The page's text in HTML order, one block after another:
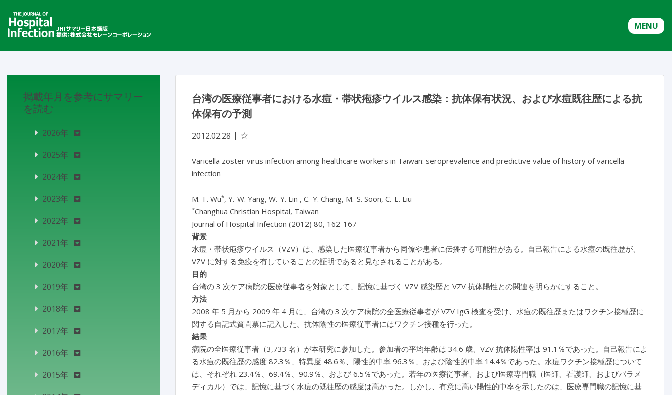
MENU
台湾の医療従事者における水痘・帯状疱疹ウイルス感染：抗体保有状況、および水痘既往歴による抗
体保有の予測
2012.02.28 ☆
Varicella zoster virus infection among healthcare workers in Taiwan: seroprevalence and predictive value of history of varicella
infection
M.-F. Wu*, Y.-W. Yang, W.-Y. Lin , C.-Y. Chang, M.-S. Soon, C.-E. Liu
*Changhua Christian Hospital, Taiwan
Journal of Hospital Infection (2012) 80, 162-167
背景
水痘・帯状疱疹ウイルス（VZV）は、感染した医療従事者から同僚や患者に伝播する可能性がある。自己報告による水痘の既往歴が、
VZV に対する免疫を有していることの証明であると見なされることがある。
目的
台湾の 3 次ケア病院の医療従事者を対象として、記憶に基づく VZV 感染歴と VZV 抗体陽性との関連を明らかにすること。
方法
2008 年 5 月から 2009 年 4 月に、台湾の 3 次ケア病院の全医療従事者が VZV IgG 検査を受け、水痘の既往歴またはワクチン接種歴に
関する自記式質問票に記入した。抗体陰性の医療従事者にはワクチン接種を行った。
結果
病院の全医療従事者（3,733 名）が本研究に参加した。参加者の平均年齢は 34.6 歳、VZV 抗体陽性率は 91.1％であった。自己報告によ
る水痘の既往歴の感度 82.3％、特異度 48.6％、陽性的中率 96.3％、および陰性的中率 14.4％であった。水痘ワクチン接種歴について
は、それぞれ 23.4％、69.4％、90.9％、および 6.5％であった。若年の医療従事者、および医療専門職（医師、看護師、およびパラメ
ディカル）では、記憶に基づく水痘の既往歴の感度は高かった。しかし、有意に高い陽性的中率を示したのは、医療専門職の記憶に基
掲載年月を参考にサマリー
を読む
2026年
2025年
2024年
2023年
2022年
2021年
2020年
2019年
2018年
2017年
2016年
2015年